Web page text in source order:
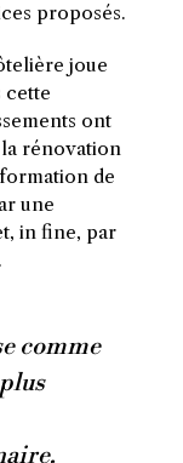
proposés.
joue
cette
ont
rénovation
de
une
in fine, par
comme